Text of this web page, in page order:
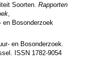
Soorten. Rapporten
,
en Bosonderzoek
en Bosonderzoek.
ISSN 1782-9054